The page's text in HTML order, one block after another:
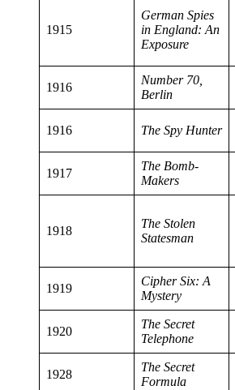
1915
German Spies
in England: An
Exposure
1916
Number 70,
Berlin
1916 The Spy Hunter
1917
The Bomb-
Makers
1918
The Stolen
Statesman
1919
Cipher Six: A
Mystery
1920
The Secret
Telephone
1928
The Secret
Formula